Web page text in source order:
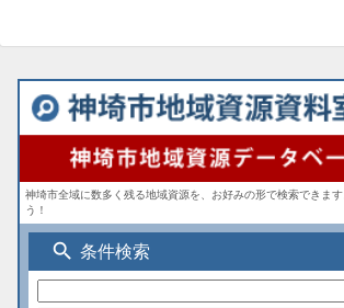
神埼市全域に数多く残る地域資源を、お好みの形で検索できま
う！
search 条件検索